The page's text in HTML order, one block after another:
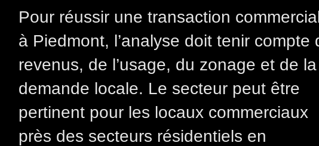
Pour réussir une transaction
à Piedmont, l’analyse doit tenir compte
revenus, de l’usage, du zonage et de la
demande locale. Le secteur peut être
pertinent pour les locaux commerciaux
près des secteurs résidentiels en